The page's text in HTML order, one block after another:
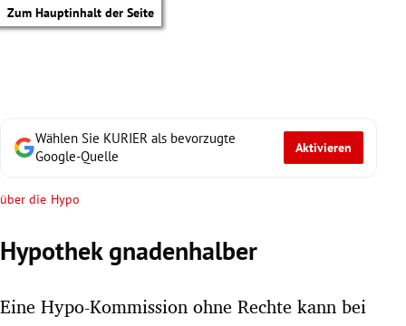
Zum Hauptinhalt der Seite
Wählen Sie KURIER als bevorzugte
Google-Quelle
Aktivieren
über die Hypo
Hypothek gnadenhalber
Eine Hypo-Kommission ohne Rechte kann bei